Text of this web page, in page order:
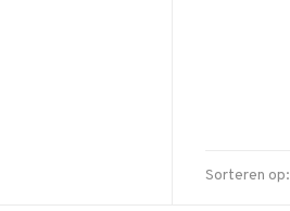
Sorteren op: